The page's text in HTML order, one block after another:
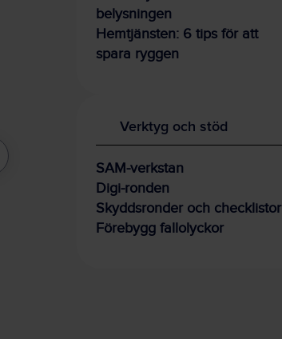
belysningen
Hemtjänsten: 6 tips för att
spara ryggen
Verktyg och stöd
SAM-verkstan
Digi-ronden
Skyddsronder och checklistor
Förebygg fallolyckor